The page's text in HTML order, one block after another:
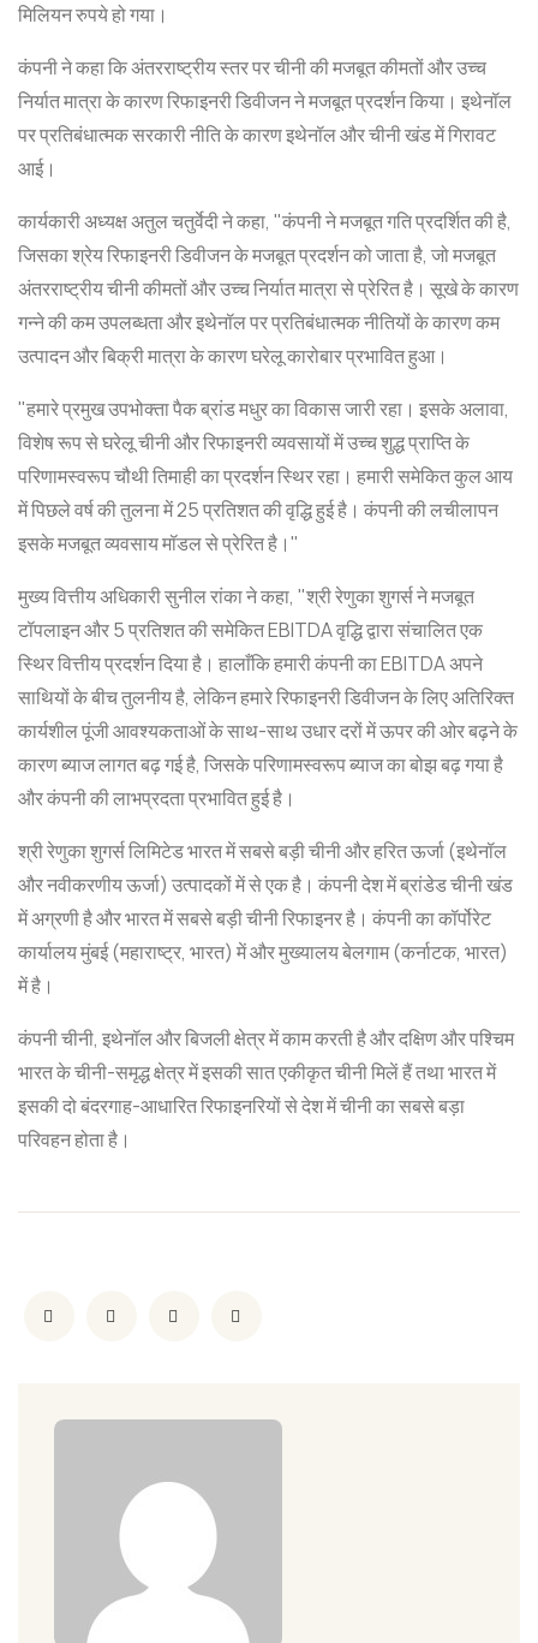
मिलियन रुपये हो गया।
कंपनी ने कहा कि अंतरराष्ट्रीय स्तर पर चीनी की मजबूत कीमतों और उच्च
निर्यात मात्रा के कारण रिफाइनरी डिवीजन ने मजबूत प्रदर्शन किया। इथेनॉल
पर प्रतिबंधात्मक सरकारी नीति के कारण इथेनॉल और चीनी खंड में गिरावट
आई।
कार्यकारी अध्यक्ष अतुल चतुर्वेदी ने कहा, "कंपनी ने मजबूत गति प्रदर्शित की है,
जिसका श्रेय रिफाइनरी डिवीजन के मजबूत प्रदर्शन को जाता है, जो मजबूत
अंतरराष्ट्रीय चीनी कीमतों और उच्च निर्यात मात्रा से प्रेरित है। सूखे के कारण
गन्ने की कम उपलब्धता और इथेनॉल पर प्रतिबंधात्मक नीतियों के कारण कम
उत्पादन और बिक्री मात्रा के कारण घरेलू कारोबार प्रभावित हुआ।
"हमारे प्रमुख उपभोक्ता पैक ब्रांड मधुर का विकास जारी रहा। इसके अलावा,
विशेष रूप से घरेलू चीनी और रिफाइनरी व्यवसायों में उच्च शुद्ध प्राप्ति के
परिणामस्वरूप चौथी तिमाही का प्रदर्शन स्थिर रहा। हमारी समेकित कुल आय
में पिछले वर्ष की तुलना में 25 प्रतिशत की वृद्धि हुई है। कंपनी की लचीलापन
इसके मजबूत व्यवसाय मॉडल से प्रेरित है।"
मुख्य वित्तीय अधिकारी सुनील रांका ने कहा, "श्री रेणुका शुगर्स ने मजबूत
टॉपलाइन और 5 प्रतिशत की समेकित EBITDA वृद्धि द्वारा संचालित एक
स्थिर वित्तीय प्रदर्शन दिया है। हालाँकि हमारी कंपनी का EBITDA अपने
साथियों के बीच तुलनीय है, लेकिन हमारे रिफाइनरी डिवीजन के लिए अतिरिक्त
कार्यशील पूंजी आवश्यकताओं के साथ-साथ उधार दरों में ऊपर की ओर बढ़ने के
कारण ब्याज लागत बढ़ गई है, जिसके परिणामस्वरूप ब्याज का बोझ बढ़ गया है
और कंपनी की लाभप्रदता प्रभावित हुई है।
श्री रेणुका शुगर्स लिमिटेड भारत में सबसे बड़ी चीनी और हरित ऊर्जा (इथेनॉल
और नवीकरणीय ऊर्जा) उत्पादकों में से एक है। कंपनी देश में ब्रांडेड चीनी खंड
में अग्रणी है और भारत में सबसे बड़ी चीनी रिफाइनर है। कंपनी का कॉर्पोरेट
कार्यालय मुंबई (महाराष्ट्र, भारत) में और मुख्यालय बेलगाम (कर्नाटक, भारत)
में है।
कंपनी चीनी, इथेनॉल और बिजली क्षेत्र में काम करती है और दक्षिण और पश्चिम
भारत के चीनी-समृद्ध क्षेत्र में इसकी सात एकीकृत चीनी मिलें हैं तथा भारत में
इसकी दो बंदरगाह-आधारित रिफाइनरियों से देश में चीनी का सबसे बड़ा
परिवहन होता है।